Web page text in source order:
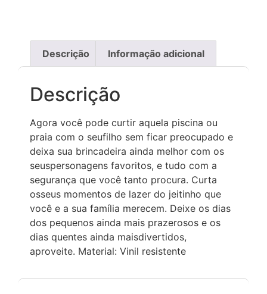
Descrição Informação adicional
Descrição
Agora você pode curtir aquela piscina ou
praia com o seufilho sem ficar preocupado e
deixa sua brincadeira ainda melhor com os
seuspersonagens favoritos, e tudo com a
segurança que você tanto procura. Curta
osseus momentos de lazer do jeitinho que
você e a sua família merecem. Deixe os dias
dos pequenos ainda mais prazerosos e os
dias quentes ainda maisdivertidos,
aproveite. Material: Vinil resistente